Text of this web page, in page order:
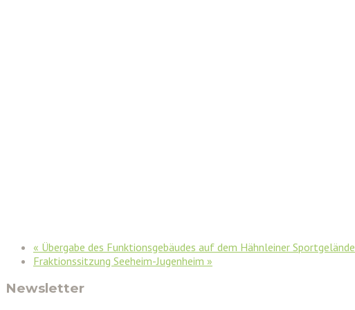
« Übergabe des Funktionsgebäudes auf dem Hähnleiner Sportgelände
Fraktionssitzung Seeheim-Jugenheim »
Newsletter